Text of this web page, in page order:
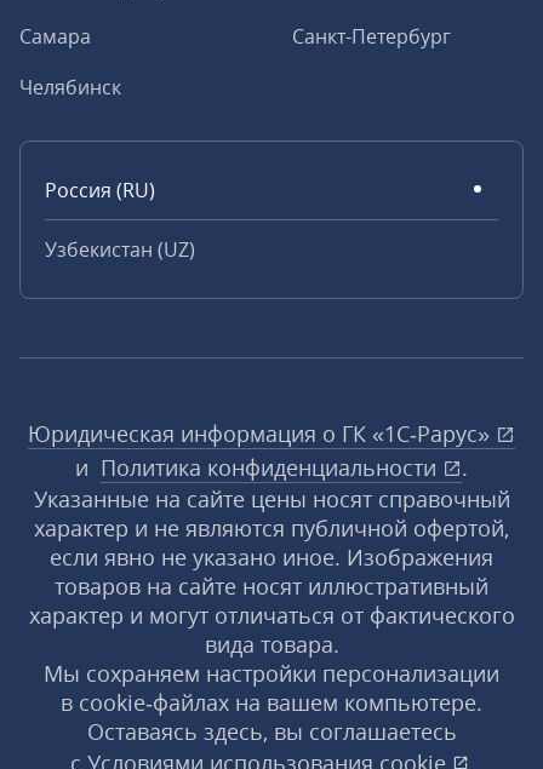
Самара
Санкт-Петербург
Челябинск
Россия (RU)
Узбекистан (UZ)
Юридическая информация о ГК «1С‑Рарус»
и Политика конфиденциальности
.
Указанные на сайте цены носят справочный
характер и не являются публичной офертой,
если явно не указано иное. Изображения
товаров на сайте носят иллюстративный
характер и могут отличаться от фактического
вида товара.
Мы сохраняем настройки персонализации
в cookie‑файлах на вашем компьютере.
Оставаясь здесь, вы соглашаетесь
с Условиями использования cookie